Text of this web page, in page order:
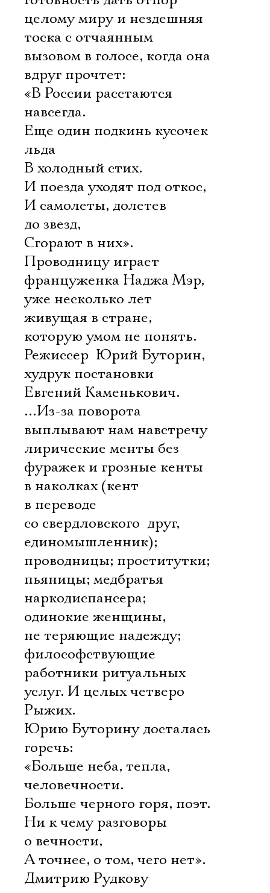
целому миру и нездешняя
тоска с отчаянным
вызовом в голосе, когда она
вдруг прочтет:
«В России расстаются
навсегда.
Еще один подкинь кусочек
льда
В холодный стих.
И поезда уходят под откос,
И самолеты, долетев
до звезд,
Сгорают в них».
Проводницу играет
француженка Наджа Мэр,
уже несколько лет
живущая в стране,
которую умом не понять.
Режиссер  Юрий Буторин,
худрук постановки 
Евгений Каменькович.
…Из-за поворота
выплывают нам навстречу
лирические менты без
фуражек и грозные кенты
в наколках (кент
в переводе
со свердловского  друг,
единомышленник);
проводницы; проститутки;
пьяницы; медбратья
наркодиспансера;
одинокие женщины,
не теряющие надежду;
философствующие
работники ритуальных
услуг. И целых четверо
Рыжих.
Юрию Буторину досталась
горечь:
«Больше неба, тепла,
человечности.
Больше черного горя, поэт.
Ни к чему разговоры
о вечности,
А точнее, о том, чего нет».
Дмитрию Рудкову 